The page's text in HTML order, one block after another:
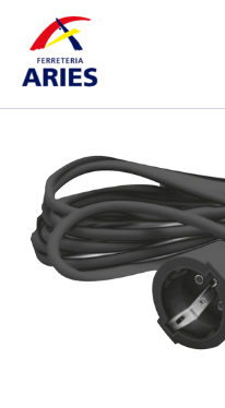
contenido
NEGRO
3G1.5
16A
cantidad